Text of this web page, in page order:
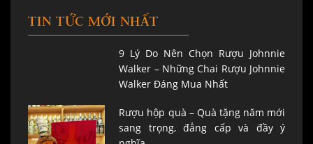
TIN TỨC MỚI NHẤT
9 Lý Do Nên Chọn Rượu Johnnie
Walker – Những Chai Rượu Johnnie
Walker Đáng Mua Nhất
Rượu hộp quà – Quà tặng năm mới
sang trọng, đẳng cấp và đầy ý